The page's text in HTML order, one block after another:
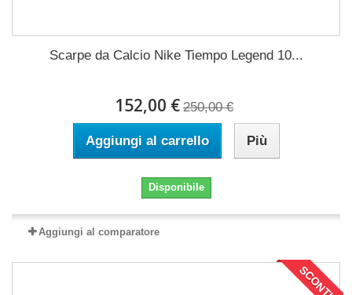
Scarpe da Calcio Nike Tiempo Legend 10...
152,00 € 250,00 €
Aggiungi al carrello Più
Disponibile
Aggiungi al comparatore
SCONTI!